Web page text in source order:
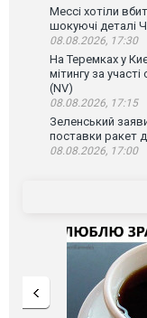
Мессі хотіли
шокуючі деталі
08.08.2026, 17:30
На Теремках у
мітингу за
(NV)
08.08.2026, 17:15
Зеленський
поставки ракет
08.08.2026, 17:00